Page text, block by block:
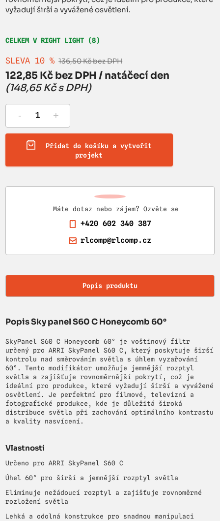
vyžadují širší a vyvážené osvětlení.
CELKEM V RIGHT LIGHT (8)
SLEVA 10 % 136,50 Kč bez DPH
122,85 Kč bez DPH / natáčecí den
(148,65 Kč s DPH)
- +
Přidat do košíku a vytvořit
projekt
Máte dotaz nebo zájem? Ozvěte se
+420 602 340 387
rlcomp@rlcomp.cz
Popis produktu
Popis Sky panel S60 C Honeycomb 60°
SkyPanel S60 C Honeycomb 60° je voštinový filtr
určený pro ARRI SkyPanel S60 C, který poskytuje širší
kontrolu nad směrováním světla s úhlem vyzařování
60°. Tento modifikátor umožňuje jemnější rozptyl
světla a zajišťuje rovnoměrnější pokrytí, což je
ideální pro produkce, které vyžadují širší a vyvážené
osvětlení. Je perfektní pro filmové, televizní a
fotografické produkce, kde je důležitá široká
distribuce světla při zachování optimálního kontrastu
a kvality nasvícení.
Vlastnosti
Určeno pro ARRI SkyPanel S60 C
Úhel 60° pro širší a jemnější rozptyl světla
Eliminuje nežádoucí rozptyl a zajišťuje rovnoměrné
rozložení světla
Lehká a odolná konstrukce pro snadnou manipulaci